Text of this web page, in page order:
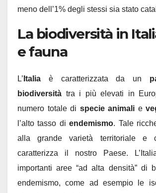
meno dell’1% degli stessi sia stato
La biodiversità in
e fauna
L’ Italia è caratterizzata da un
biodiversità tra i più elevati in
numero totale di specie animali e
l’alto tasso diendemismo. Tale
alla grande varietà territoriale e
caratterizza il nostro Paese.
importanti aree “ad alta densità” di
endemismo, come ad esempio le